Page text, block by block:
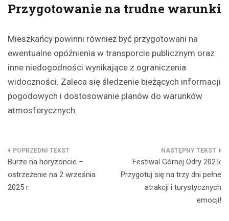
Przygotowanie na trudne warunki
Mieszkańcy powinni również być przygotowani na
ewentualne opóźnienia w transporcie publicznym oraz
inne niedogodności wynikające z ograniczenia
widoczności. Zaleca się śledzenie bieżących informacji
pogodowych i dostosowanie planów do warunków
atmosferycznych.
Nawigacja
wpisu
Burze na horyzoncie –
ostrzeżenie na 2 września
2025 r.
Festiwal Górnej Odry 2025:
Przygotuj się na trzy dni pełne
atrakcji i turystycznych
emocji!